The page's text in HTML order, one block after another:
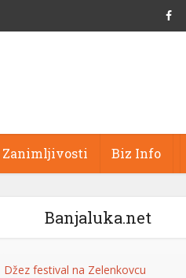
Zanimljivosti Biz Info
Banjaluka.net
Džez festival na Zelenkovcu